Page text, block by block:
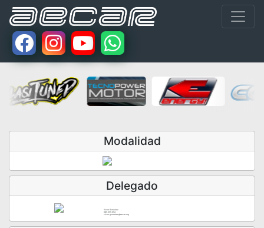
Modalidad
Delegado
Victor Gonzalez
685.955.654
victor.gonzalez@aecar.org